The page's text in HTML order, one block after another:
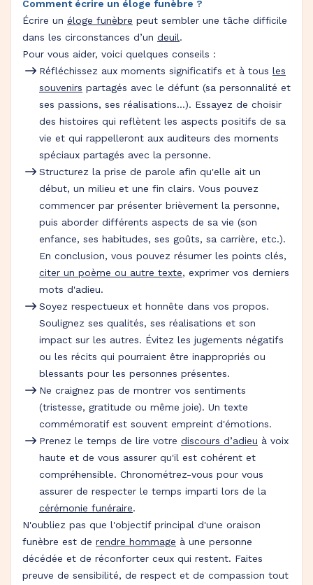
Comment écrire un éloge funèbre ?
Écrire un éloge funèbre peut sembler une tâche difficile
dans les circonstances d’un deuil.
Pour vous aider, voici quelques conseils :
Réfléchissez aux moments significatifs et à tous les
souvenirs partagés avec le défunt (sa personnalité et
ses passions, ses réalisations…). Essayez de choisir
des histoires qui reflètent les aspects positifs de sa
vie et qui rappelleront aux auditeurs des moments
spéciaux partagés avec la personne.
Structurez la prise de parole afin qu'elle ait un
début, un milieu et une fin clairs. Vous pouvez
commencer par présenter brièvement la personne,
puis aborder différents aspects de sa vie (son
enfance, ses habitudes, ses goûts, sa carrière, etc.).
En conclusion, vous pouvez résumer les points clés,
citer un poème ou autre texte, exprimer vos derniers
mots d'adieu.
Soyez respectueux et honnête dans vos propos.
Soulignez ses qualités, ses réalisations et son
impact sur les autres. Évitez les jugements négatifs
ou les récits qui pourraient être inappropriés ou
blessants pour les personnes présentes.
Ne craignez pas de montrer vos sentiments
(tristesse, gratitude ou même joie). Un texte
commémoratif est souvent empreint d'émotions.
Prenez le temps de lire votre discours d’adieu à voix
haute et de vous assurer qu'il est cohérent et
compréhensible. Chronométrez-vous pour vous
assurer de respecter le temps imparti lors de la
cérémonie funéraire.
N'oubliez pas que l'objectif principal d'une oraison
funèbre est de rendre hommage à une personne
décédée et de réconforter ceux qui restent. Faites
preuve de sensibilité, de respect et de compassion tout